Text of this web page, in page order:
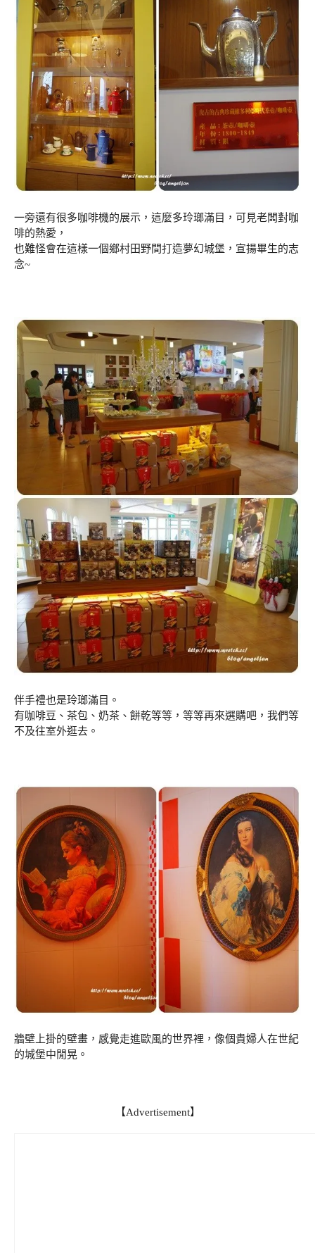
一旁還有很多咖啡機的展示，這麼多玲瑯滿目，可見老闆對咖
啡的熱愛，
也難怪會在這樣一個鄉村田野間打造夢幻城堡，宣揚畢生的志
念~
伴手禮也是玲瑯滿目。
有咖啡豆、茶包、奶茶、餅乾等等，等等再來選購吧，我們等
不及往室外逛去。
牆壁上掛的壁畫，感覺走進歐風的世界裡，像個貴婦人在世紀
的城堡中閒晃。
【Advertisement】